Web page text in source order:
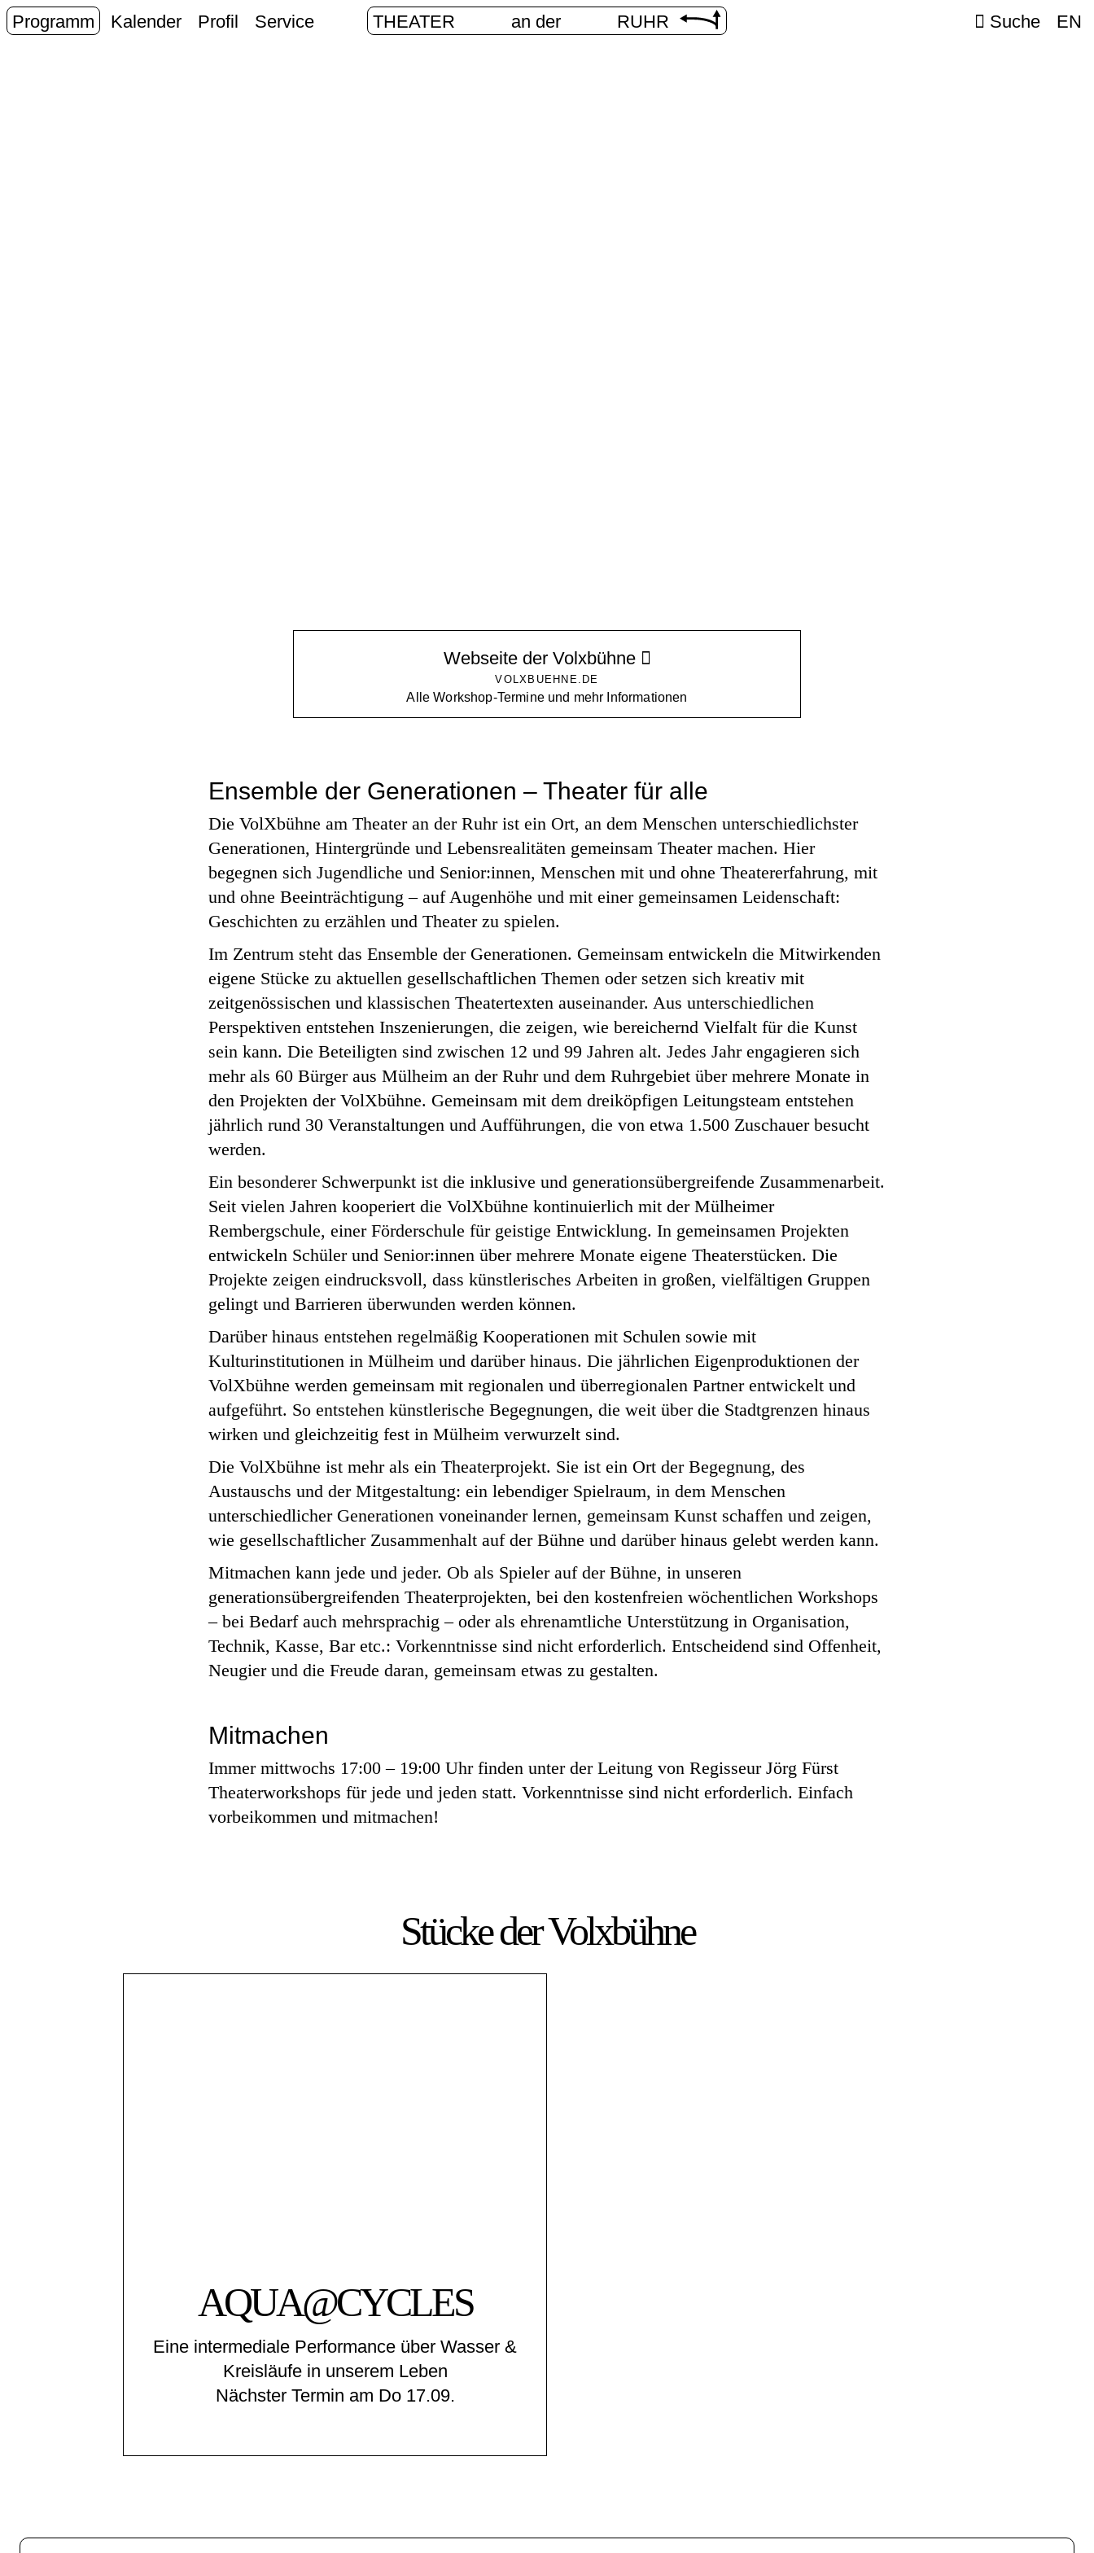
Programm Kalender Profil Service THEATER an der RUHR Suche EN
Webseite der Volxbühne
VOLXBUEHNE.DE
Alle Workshop-Termine und mehr Informationen
Ensemble der Generationen – Theater für alle
Die VolXbühne am Theater an der Ruhr ist ein Ort, an dem Menschen unterschiedlichster
Generationen, Hintergründe und Lebensrealitäten gemeinsam Theater machen. Hier
begegnen sich Jugendliche und Senior:innen, Menschen mit und ohne Theatererfahrung, mit
und ohne Beeinträchtigung – auf Augenhöhe und mit einer gemeinsamen Leidenschaft:
Geschichten zu erzählen und Theater zu spielen.
Im Zentrum steht das Ensemble der Generationen. Gemeinsam entwickeln die Mitwirkenden
eigene Stücke zu aktuellen gesellschaftlichen Themen oder setzen sich kreativ mit
zeitgenössischen und klassischen Theatertexten auseinander. Aus unterschiedlichen
Perspektiven entstehen Inszenierungen, die zeigen, wie bereichernd Vielfalt für die Kunst
sein kann. Die Beteiligten sind zwischen 12 und 99 Jahren alt. Jedes Jahr engagieren sich
mehr als 60 Bürger aus Mülheim an der Ruhr und dem Ruhrgebiet über mehrere Monate in
den Projekten der VolXbühne. Gemeinsam mit dem dreiköpfigen Leitungsteam entstehen
jährlich rund 30 Veranstaltungen und Aufführungen, die von etwa 1.500 Zuschauer besucht
werden.
Ein besonderer Schwerpunkt ist die inklusive und generationsübergreifende Zusammenarbeit.
Seit vielen Jahren kooperiert die VolXbühne kontinuierlich mit der Mülheimer
Rembergschule, einer Förderschule für geistige Entwicklung. In gemeinsamen Projekten
entwickeln Schüler und Senior:innen über mehrere Monate eigene Theaterstücken. Die
Projekte zeigen eindrucksvoll, dass künstlerisches Arbeiten in großen, vielfältigen Gruppen
gelingt und Barrieren überwunden werden können.
Darüber hinaus entstehen regelmäßig Kooperationen mit Schulen sowie mit
Kulturinstitutionen in Mülheim und darüber hinaus. Die jährlichen Eigenproduktionen der
VolXbühne werden gemeinsam mit regionalen und überregionalen Partner entwickelt und
aufgeführt. So entstehen künstlerische Begegnungen, die weit über die Stadtgrenzen hinaus
wirken und gleichzeitig fest in Mülheim verwurzelt sind.
Die VolXbühne ist mehr als ein Theaterprojekt. Sie ist ein Ort der Begegnung, des
Austauschs und der Mitgestaltung: ein lebendiger Spielraum, in dem Menschen
unterschiedlicher Generationen voneinander lernen, gemeinsam Kunst schaffen und zeigen,
wie gesellschaftlicher Zusammenhalt auf der Bühne und darüber hinaus gelebt werden kann.
Mitmachen kann jede und jeder. Ob als Spieler auf der Bühne, in unseren
generationsübergreifenden Theaterprojekten, bei den kostenfreien wöchentlichen Workshops
– bei Bedarf auch mehrsprachig – oder als ehrenamtliche Unterstützung in Organisation,
Technik, Kasse, Bar etc.: Vorkenntnisse sind nicht erforderlich. Entscheidend sind Offenheit,
Neugier und die Freude daran, gemeinsam etwas zu gestalten.
Mitmachen
Immer mittwochs 17:00 – 19:00 Uhr finden unter der Leitung von Regisseur Jörg Fürst
Theaterworkshops für jede und jeden statt. Vorkenntnisse sind nicht erforderlich. Einfach
vorbeikommen und mitmachen!
Stücke der Volxbühne
AQUA@CYCLES
Eine intermediale Performance über Wasser &
Kreisläufe in unserem Leben
Nächster Termin am Do 17.09.